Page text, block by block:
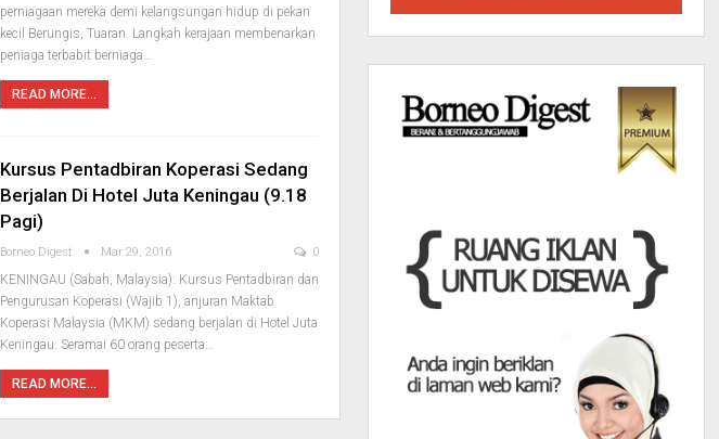
perniagaan mereka demi kelangsungan hidup di pekan
kecil Berungis, Tuaran. Langkah kerajaan membenarkan
peniaga terbabit berniaga…
READ MORE...
Kursus Pentadbiran Koperasi Sedang
Berjalan Di Hotel Juta Keningau (9.18
Pagi)
Borneo Digest Mar 29, 2016 0
KENINGAU (Sabah, Malaysia): Kursus Pentadbiran dan
Pengurusan Koperasi (Wajib 1), anjuran Maktab
Koperasi Malaysia (MKM) sedang berjalan di Hotel Juta
Keningau. Seramai 60 orang peserta…
READ MORE...